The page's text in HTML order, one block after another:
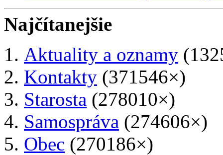
Najčítanejšie
Aktuality a oznamy
Kontakty (371546×)
Starosta (278010×)
Samospráva (274606×)
Obec (270186×)